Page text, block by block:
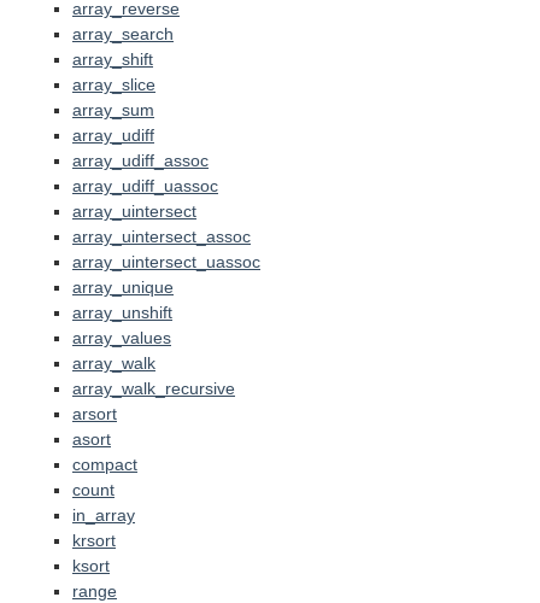
array_reverse
array_search
array_shift
array_slice
array_sum
array_udiff
array_udiff_assoc
array_udiff_uassoc
array_uintersect
array_uintersect_assoc
array_uintersect_uassoc
array_unique
array_unshift
array_values
array_walk
array_walk_recursive
arsort
asort
compact
count
in_array
krsort
ksort
range